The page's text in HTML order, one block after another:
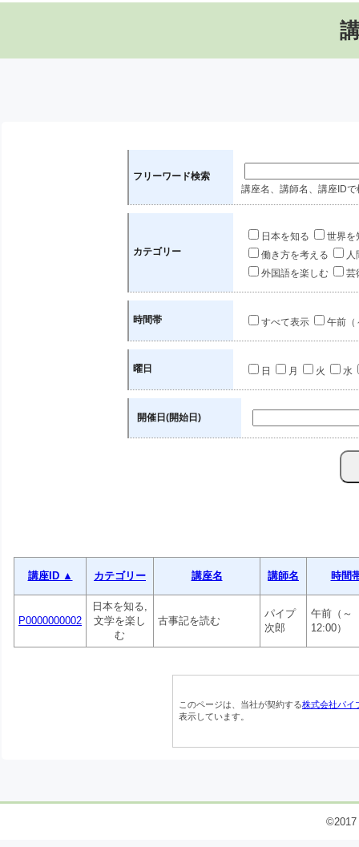
フリーワード検索
講座名、講師名、講座IDで
カテゴリー
日本を知る
世界を
働き方を考える
人
外国語を楽しむ
芸
時間帯 すべて表示 午前（
曜日 日 月 火 水
開催日(開始日)
講座ID ▲ カテゴリー 講座名 講師名 時間
P0000000002
日本を知る,
文学を楽し
む
古事記を読む
パイプ
次郎
午前（～
12:00）
このページは、当社が契約する株式会社パイ
表示しています。
©2017